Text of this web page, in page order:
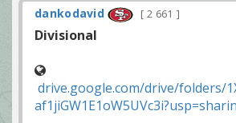
dankodavid 2 661
Divisional
drive.google.com/drive/folders/